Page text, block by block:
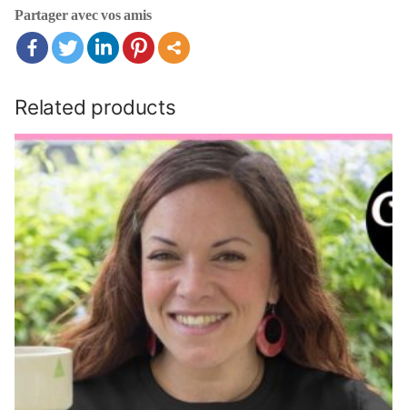
fais
chier
quantity
Partager avec vos amis
Related products